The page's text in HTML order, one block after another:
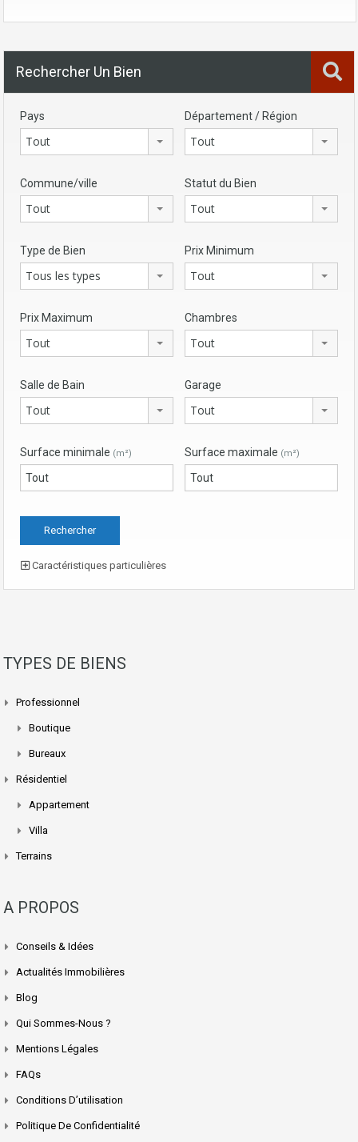
Rechercher Un Bien
Pays
Tout
Département / Région
Tout
Commune/ville
Tout
Statut du Bien
Tout
Type de Bien
Tous les types
Prix Minimum
Tout
Prix Maximum
Tout
Chambres
Tout
Salle de Bain
Tout
Garage
Tout
Surface minimale (m²) Surface maximale (m²)
Caractéristiques particulières
TYPES DE BIENS
Professionnel
Boutique
Bureaux
Résidentiel
Appartement
Villa
Terrains
A PROPOS
Conseils & Idées
Actualités Immobilières
Blog
Qui Sommes-Nous ?
Mentions Légales
FAQs
Conditions D’utilisation
Politique De Confidentialité